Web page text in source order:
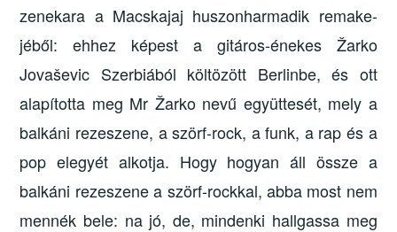
zenekara a Macskajaj huszonharmadik remake-
jéből: ehhez képest a gitáros-énekes Žarko
Jovaševic Szerbiából költözött Berlinbe, és ott
alapította meg Mr Žarko nevű együttesét, mely a
balkáni rezeszene, a szörf-rock, a funk, a rap és a
pop elegyét alkotja. Hogy hogyan áll össze a
balkáni rezeszene a szörf-rockkal, abba most nem
mennék bele: na jó, de, mindenki hallgassa meg